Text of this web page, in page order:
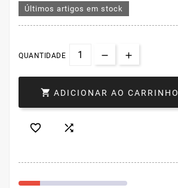
Últimos artigos em stock
QUANTIDADE
 ADICIONAR AO CARRINHO
 